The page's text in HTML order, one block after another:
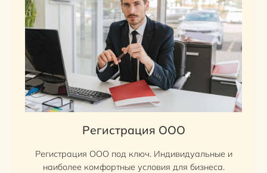
Регистрация ООО
Регистрация ООО под ключ. Индивидуальные и
наиболее комфортные условия для бизнеса.